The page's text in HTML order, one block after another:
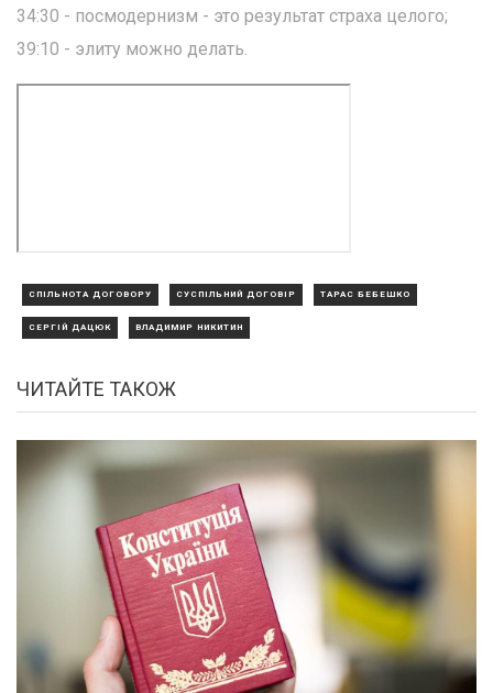
34:30 - посмодернизм - это результат страха целого;
39:10 - элиту можно делать.
СПІЛЬНОТА ДОГОВОРУ СУСПІЛЬНИЙ ДОГОВІР ТАРАС БЕБЕШКО
СЕРГІЙ ДАЦЮК ВЛАДИМИР НИКИТИН
ЧИТАЙТЕ ТАКОЖ